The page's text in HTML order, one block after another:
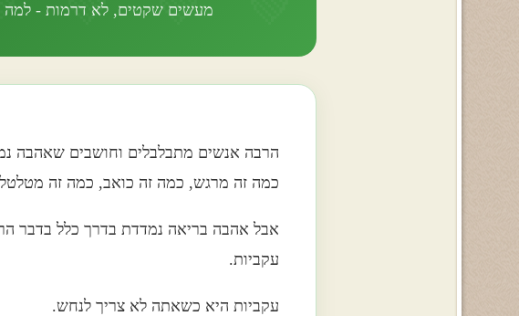
מעשים שקטים, לא דרמות - למה
הרבה אנשים מתבלבלים וחושבים שאהבה
כמה זה מרגש, כמה זה כואב, כמה זה
אבל אהבה בריאה נמדדת בדרך כלל בדבר
עקביות.
עקביות היא כשאתה לא צריך לנחש.